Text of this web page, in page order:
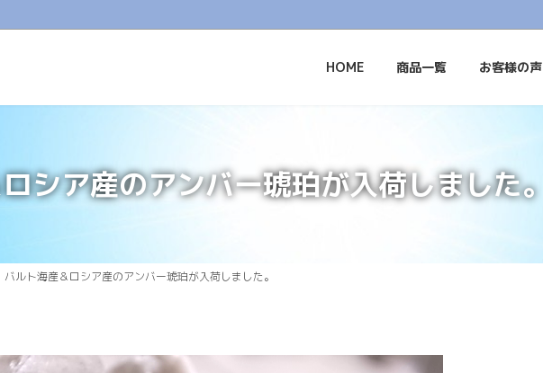
HOME 商品一覧 お客様の声
シア産のアンバー琥珀が入荷しました。
バルト海産＆ロシア産のアンバー琥珀が入荷しました。